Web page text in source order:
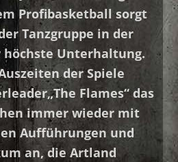
Profibasketball sorgt
Tanzgruppe in der
Unterhaltung.
der Spiele
Flames“ das
immer wieder mit
Aufführungen und
an, die Artland